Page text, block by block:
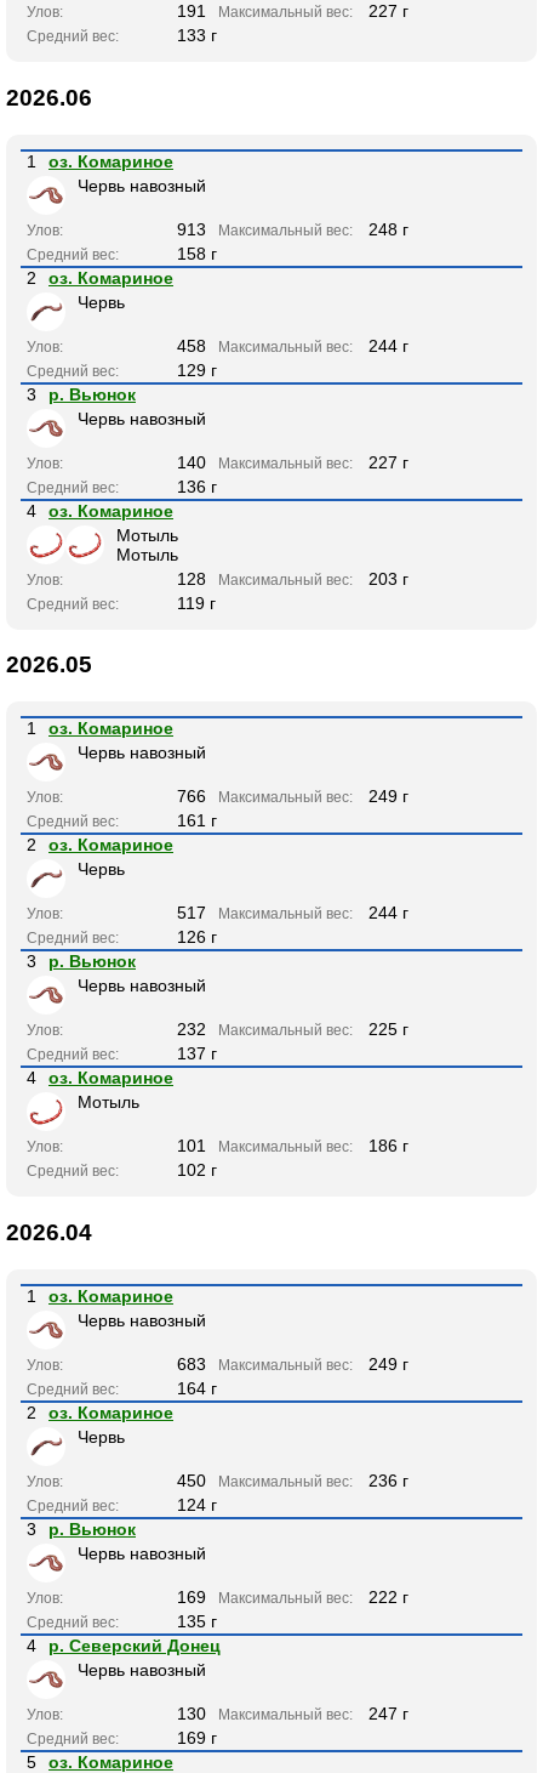
Улов: 191 Максимальный вес: 227 г
Средний вес: 133 г
2026.06
1
оз. Комариное
Червь навозный
Улов: 913 Максимальный вес: 248 г
Средний вес:
158 г
2
оз. Комариное
Червь
Улов: 458 Максимальный вес: 244 г
Средний вес:
129 г
3
р. Вьюнок
Червь навозный
Улов: 140 Максимальный вес: 227 г
Средний вес:
136 г
4
оз. Комариное
Мотыль
Мотыль
Улов: 128 Максимальный вес: 203 г
Средний вес: 119 г
2026.05
1
оз. Комариное
Червь навозный
Улов: 766 Максимальный вес: 249 г
Средний вес:
161 г
2
оз. Комариное
Червь
Улов: 517 Максимальный вес: 244 г
Средний вес:
126 г
3
р. Вьюнок
Червь навозный
Улов: 232 Максимальный вес: 225 г
Средний вес:
137 г
4
оз. Комариное
Мотыль
Улов: 101 Максимальный вес: 186 г
Средний вес: 102 г
2026.04
1
оз. Комариное
Червь навозный
Улов: 683 Максимальный вес: 249 г
Средний вес:
164 г
2
оз. Комариное
Червь
Улов: 450 Максимальный вес: 236 г
Средний вес:
124 г
3
р. Вьюнок
Червь навозный
Улов: 169 Максимальный вес: 222 г
Средний вес:
135 г
4
р. Северский Донец
Червь навозный
Улов: 130 Максимальный вес: 247 г
Средний вес:
169 г
5
оз. Комариное